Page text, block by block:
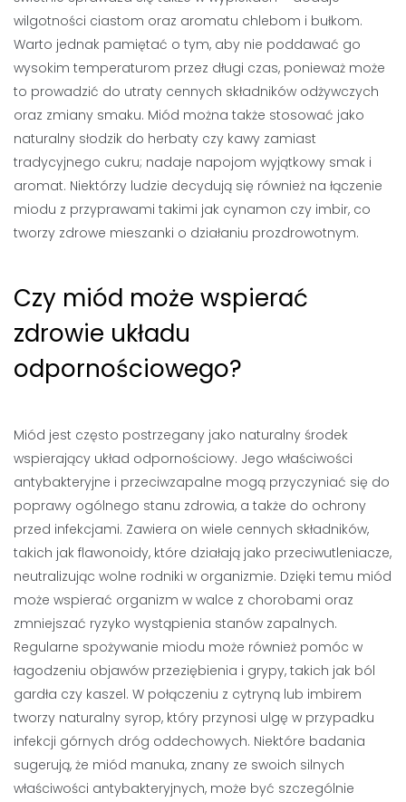
wilgotności ciastom oraz aromatu chlebom i bułkom.
Warto jednak pamiętać o tym, aby nie poddawać go
wysokim temperaturom przez długi czas, ponieważ może
to prowadzić do utraty cennych składników odżywczych
oraz zmiany smaku. Miód można także stosować jako
naturalny słodzik do herbaty czy kawy zamiast
tradycyjnego cukru; nadaje napojom wyjątkowy smak i
aromat. Niektórzy ludzie decydują się również na łączenie
miodu z przyprawami takimi jak cynamon czy imbir, co
tworzy zdrowe mieszanki o działaniu prozdrowotnym.
Czy miód może wspierać
zdrowie układu
odpornościowego?
Miód jest często postrzegany jako naturalny środek
wspierający układ odpornościowy. Jego właściwości
antybakteryjne i przeciwzapalne mogą przyczyniać się do
poprawy ogólnego stanu zdrowia, a także do ochrony
przed infekcjami. Zawiera on wiele cennych składników,
takich jak flawonoidy, które działają jako przeciwutleniacze,
neutralizując wolne rodniki w organizmie. Dzięki temu miód
może wspierać organizm w walce z chorobami oraz
zmniejszać ryzyko wystąpienia stanów zapalnych.
Regularne spożywanie miodu może również pomóc w
łagodzeniu objawów przeziębienia i grypy, takich jak ból
gardła czy kaszel. W połączeniu z cytryną lub imbirem
tworzy naturalny syrop, który przynosi ulgę w przypadku
infekcji górnych dróg oddechowych. Niektóre badania
sugerują, że miód manuka, znany ze swoich silnych
właściwości antybakteryjnych, może być szczególnie